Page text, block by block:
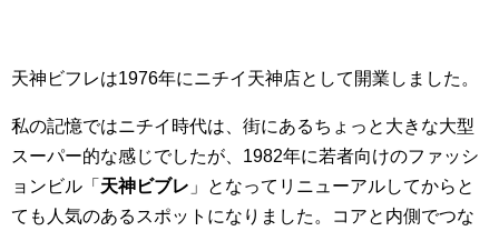
天神ビフレは1976年にニチイ天神店として開業しました。
私の記憶ではニチイ時代は、街にあるちょっと大きな大型
スーパー的な感じでしたが、1982年に若者向けのファッシ
ョンビル「 天神ビブレ 」となってリニューアルしてからと
ても人気のあるスポットになりました。コアと内側でつな